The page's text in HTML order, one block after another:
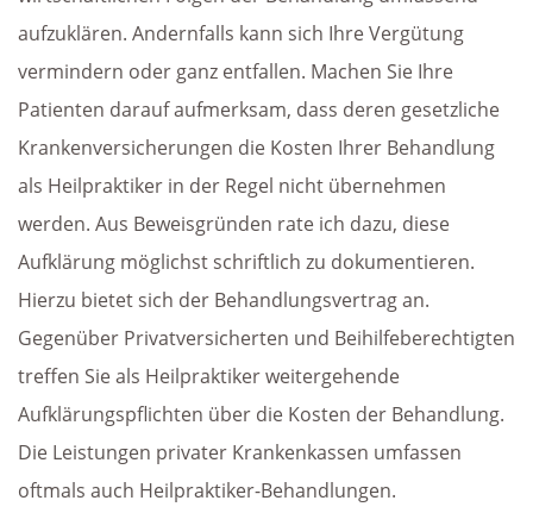
aufzuklären. Andernfalls kann sich Ihre Vergütung
vermindern oder ganz entfallen. Machen Sie Ihre
Patienten darauf aufmerksam, dass deren gesetzliche
Krankenversicherungen die Kosten Ihrer Behandlung
als Heilpraktiker in der Regel nicht übernehmen
werden. Aus Beweisgründen rate ich dazu, diese
Aufklärung möglichst schriftlich zu dokumentieren.
Hierzu bietet sich der Behandlungsvertrag an.
Gegenüber Privatversicherten und Beihilfeberechtigten
treffen Sie als Heilpraktiker weitergehende
Aufklärungspflichten über die Kosten der Behandlung.
Die Leistungen privater Krankenkassen umfassen
oftmals auch Heilpraktiker-Behandlungen.